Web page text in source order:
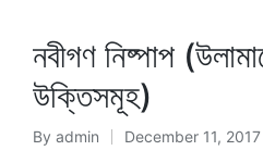
নবীগণ নিষ্পাপ
উক্তিসমূহ)
Posted
By admin December 11, 2017